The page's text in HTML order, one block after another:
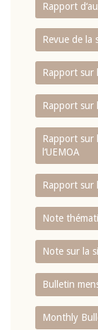
Rapport
Revue de la
Rapport sur
Rapport sur
Rapport sur
l‘UEMOA
Rapport sur
Note
Note sur la
Bulletin
Monthly